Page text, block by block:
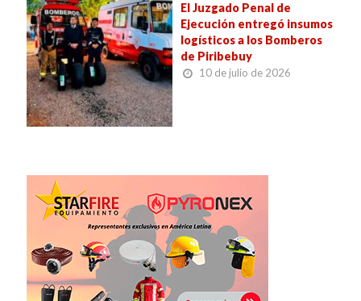
El Juzgado Penal de
Ejecución entregó insumos
logísticos a los Bomberos
de Piribebuy
10 de julio de 2026